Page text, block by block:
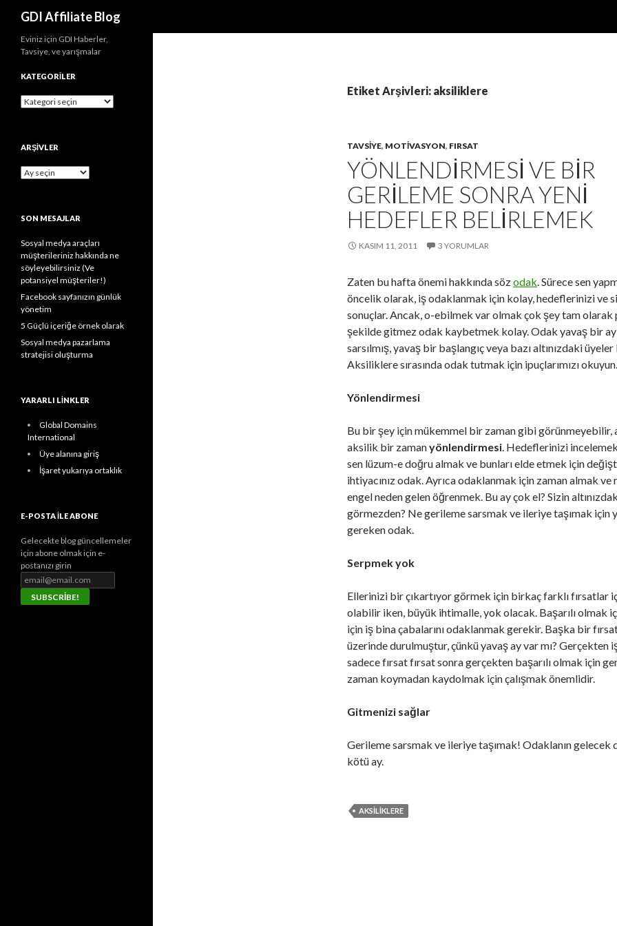
GDI Affiliate Blog
Etiket Arşivleri: aksiliklere
TAVSIYE, MOTIVASYON, FIRSAT
YÖNLENDIRMESI VE BIR
GERILEME SONRA YENI
HEDEFLER BELIRLEMEK
KASIM 11, 2011 3 YORUMLAR
Zaten bu hafta önemi hakkında sözodak. Sürece sen
öncelik olarak, iş odaklanmak için kolay, hedeflerinizi ve
sonuçlar. Ancak, o-ebilmek var olmak çok şey tam olarak
şekilde gitmez odak kaybetmek kolay. Odak yavaş bir
sarsılmış, yavaş bir başlangıç veya bazı altınızdaki
Aksiliklere sırasında odak tutmak için ipuçlarımızı okuyun.
Yönlendirmesi
Bu bir şey için mükemmel bir zaman gibi görünmeyebilir,
aksilik bir zamanyönlendirmesi. Hedeflerinizi
sen lüzum-e doğru almak ve bunları elde etmek için
ihtiyacınız odak. Ayrıca odaklanmak için zaman almak ve
engel neden gelen öğrenmek. Bu ay çok el? Sizin
görmezden? Ne gerileme sarsmak ve ileriye taşımak için
gereken odak.
Serpmek yok
Ellerinizi bir çıkartıyor görmek için birkaç farklı fırsatlar
olabilir iken, büyük ihtimalle, yok olacak. Başarılı olmak
için iş bina çabalarını odaklanmak gerekir. Başka bir
üzerinde durulmuştur, çünkü yavaş ay var mı? Gerçekten
sadece fırsat fırsat sonra gerçekten başarılı olmak için
zaman koymadan kaydolmak için çalışmak önemlidir.
Gitmenizi sağlar
Gerileme sarsmak ve ileriye taşımak! Odaklanın gelecek
kötü ay.
AKSILIKLERE
Eviniz için GDI Haberler,
Tavsiye, ve yarışmalar
KATEGORILER
Kategoriler
ARŞIVLER
Arşivler
SON MESAJLAR
Sosyal medya araçları
müşterileriniz hakkında ne
söyleyebilirsiniz (Ve
potansiyel müşteriler!)
Facebook sayfanızın günlük
yönetim
5 Güçlü içeriğe örnek olarak
Sosyal medya pazarlama
stratejisi oluşturma
YARARLI LINKLER
Global Domains
International
Üye alanına giriş
İşaret yukarıya ortaklık
E-POSTA ILE ABONE
Gelecekte blog güncellemeler
için abone olmak için e-
postanızı girin